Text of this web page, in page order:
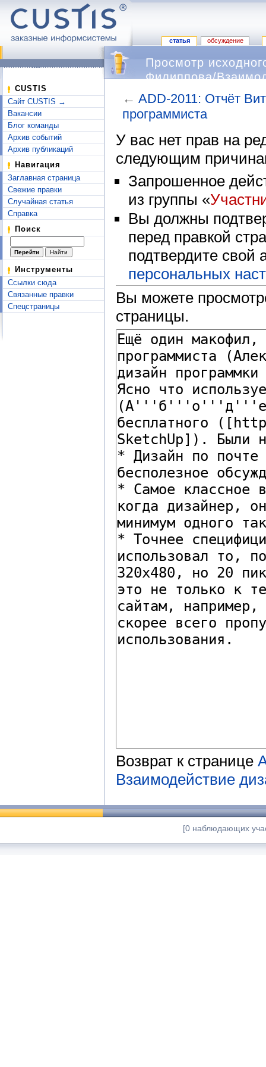
статья обсуждение
CUSTIS
Сайт CUSTIS →
Вакансии
Блог команды
Архив событий
Архив публикаций
Навигация
Заглавная страница
Свежие правки
Случайная статья
Справка
Поиск
Инструменты
Ссылки сюда
Связанные правки
Спецстраницы
Просмотр
Филиппова/
← ADD-2011: Отчёт
программиста
У вас нет прав на
следующим
Запрошенное
из группы «
Вы должны
перед правкой
подтвердите свой
персональных
Вы можете
страницы.
Возврат к странице
Взаимодействие
[0 наблюдающих